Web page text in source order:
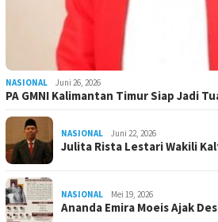
NASIONAL Juni 26, 2026
PA GMNI Kalimantan Timur Siap Jadi
NASIONAL Juni 22, 2026
Julita Rista Lestari Wakili
NASIONAL Mei 19, 2026
Ananda Emira Moeis Ajak